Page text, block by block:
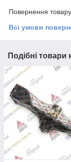
Повернення
Всі умови
Подібні товари